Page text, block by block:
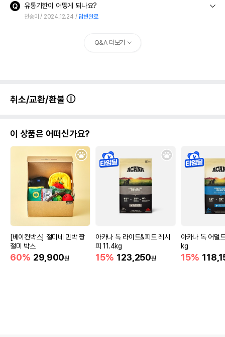
유통기한이 어떻게 되나요?
천송이 2024.12.24 답변완료
Q&A 더보기
취소/교환/환불
이 상품은 어떠신가요?
[베이컨박스] 절미네 민박 짱
절미 박스
60% 29,900원
아카나 독 라이트&피트 레시
피 11.4kg
15% 123,250원
아카나 독 어덜
kg
15%